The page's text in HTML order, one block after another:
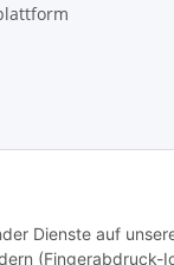
Dienste auf
(Fingerabdruck-